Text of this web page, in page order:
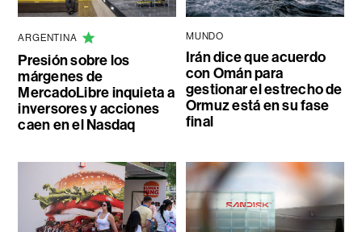
ARGENTINA
Presión sobre los
márgenes de
MercadoLibre inquieta a
inversores y acciones
caen en el Nasdaq
MUNDO
Irán dice que acuerdo
con Omán para
gestionar el estrecho de
Ormuz está en su fase
final